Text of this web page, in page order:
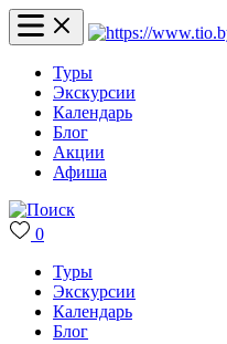
Туры
Экскурсии
Календарь
Блог
Акции
Афиша
0
Туры
Экскурсии
Календарь
Блог